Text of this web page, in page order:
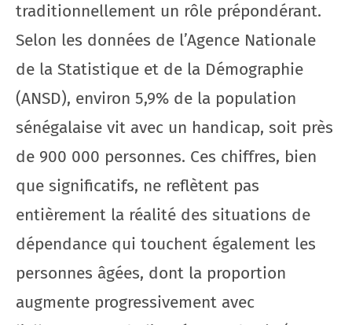
traditionnellement un rôle prépondérant.
Selon les données de l’Agence Nationale
de la Statistique et de la Démographie
(ANSD), environ 5,9% de la population
sénégalaise vit avec un handicap, soit près
de 900 000 personnes. Ces chiffres, bien
que significatifs, ne reflètent pas
entièrement la réalité des situations de
dépendance qui touchent également les
personnes âgées, dont la proportion
augmente progressivement avec